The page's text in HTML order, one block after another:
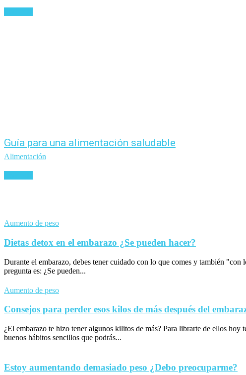
Guía para una alimentación saludable
Alimentación
Aumento de peso
Dietas detox en el embarazo ¿Se pueden hacer?
Durante el embarazo, debes tener cuidado con lo que comes y también "con
pregunta es: ¿Se pueden...
Aumento de peso
Consejos para perder esos kilos de más después del
¿El embarazo te hizo tener algunos kilitos de más? Para librarte de ellos hoy
buenos hábitos sencillos que podrás...
Estoy aumentando demasiado peso ¿Debo preocuparme?